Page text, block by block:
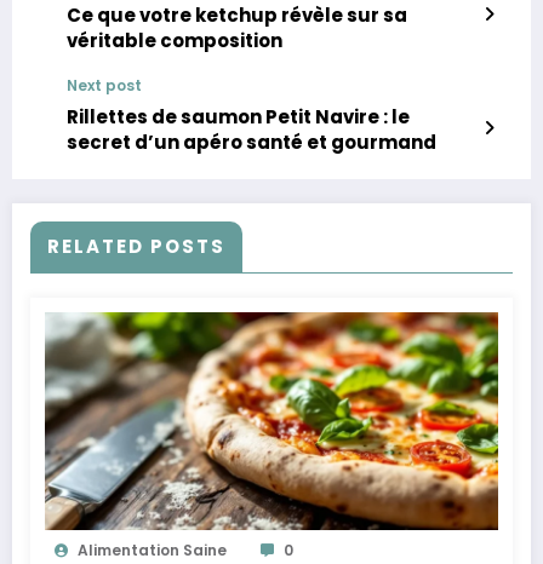
Ce que votre ketchup révèle sur sa
véritable composition
Next post
Rillettes de saumon Petit Navire : le
secret d’un apéro santé et gourmand
RELATED POSTS
Alimentation Saine 0